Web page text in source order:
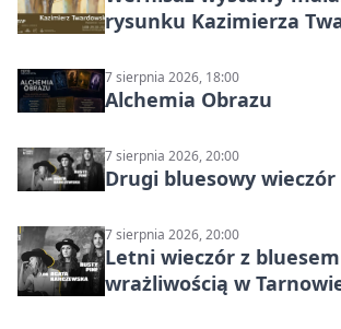
rysunku Kazimierza
7 sierpnia 2026, 18:00
Alchemia Obrazu
7 sierpnia 2026, 20:00
Drugi bluesowy wieczór
7 sierpnia 2026, 20:00
Letni wieczór z
wrażliwością w